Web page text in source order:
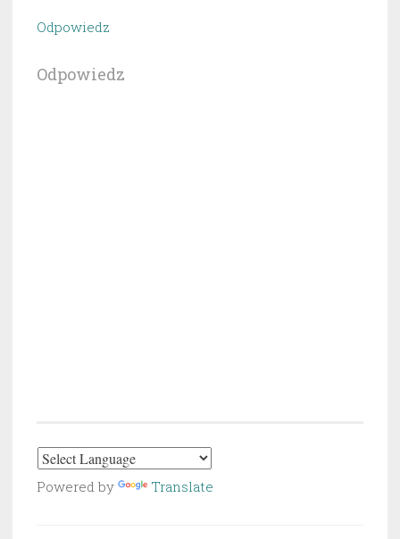
Odpowiedz
Odpowiedz
Powered by Translate